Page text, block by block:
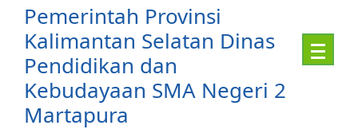
Pemerintah Provinsi
Kalimantan Selatan Dinas
Pendidikan dan
Kebudayaan SMA Negeri 2
Martapura